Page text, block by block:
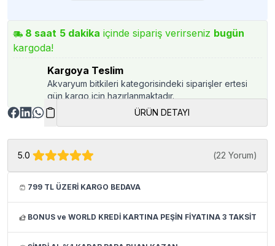
8 saat 5 dakika içinde sipariş verirseniz bugün
kargoda!
Kargoya Teslim
Akvaryum bitkileri kategorisindeki siparişler ertesi
gün kargo için hazırlanmaktadır.
ÜRÜN DETAYI
5.0 (22 Yorum)
799 TL ÜZERİ KARGO BEDAVA
BONUS ve WORLD KREDİ KARTINA PEŞİN FİYATINA 3 TAKSİT